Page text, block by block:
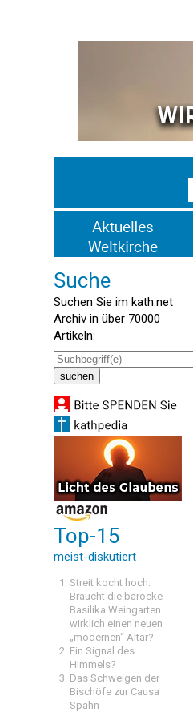
Suche
Suchen Sie im kath.net
Archiv in über 70000
Artikeln:
Top-15
meist-diskutiert
Streit kocht hoch:
Braucht die barocke
Basilika Weingarten
wirklich einen neuen
„modernen“ Altar?
Ein Signal des
Himmels?
Das Schweigen der
Bischöfe zur Causa
Spahn